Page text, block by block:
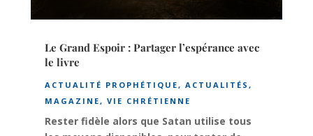
Le Grand Espoir : Partager l’espérance avec
le livre
ACTUALITÉ PROPHÉTIQUE, ACTUALITÉS ,
MAGAZINE, VIE CHRÉTIENNE
Rester fidèle alors que Satan utilise tous